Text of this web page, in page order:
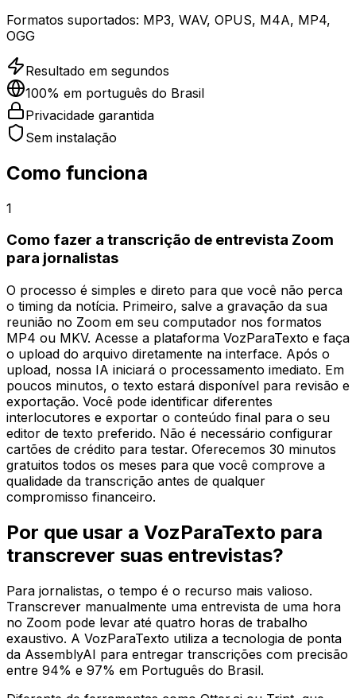
Formatos suportados: MP3, WAV, OPUS, M4A, MP4,
OGG
Resultado em segundos
100% em português do Brasil
Privacidade garantida
Sem instalação
Como funciona
1
Como fazer a transcrição de entrevista Zoom
para jornalistas
O processo é simples e direto para que você não perca
o timing da notícia. Primeiro, salve a gravação da sua
reunião no Zoom em seu computador nos formatos
MP4 ou MKV. Acesse a plataforma VozParaTexto e faça
o upload do arquivo diretamente na interface. Após o
upload, nossa IA iniciará o processamento imediato. Em
poucos minutos, o texto estará disponível para revisão e
exportação. Você pode identificar diferentes
interlocutores e exportar o conteúdo final para o seu
editor de texto preferido. Não é necessário configurar
cartões de crédito para testar. Oferecemos 30 minutos
gratuitos todos os meses para que você comprove a
qualidade da transcrição antes de qualquer
compromisso financeiro.
Por que usar a VozParaTexto para
transcrever suas entrevistas?
Para jornalistas, o tempo é o recurso mais valioso.
Transcrever manualmente uma entrevista de uma hora
no Zoom pode levar até quatro horas de trabalho
exaustivo. A VozParaTexto utiliza a tecnologia de ponta
da AssemblyAI para entregar transcrições com precisão
entre 94% e 97% em Português do Brasil.